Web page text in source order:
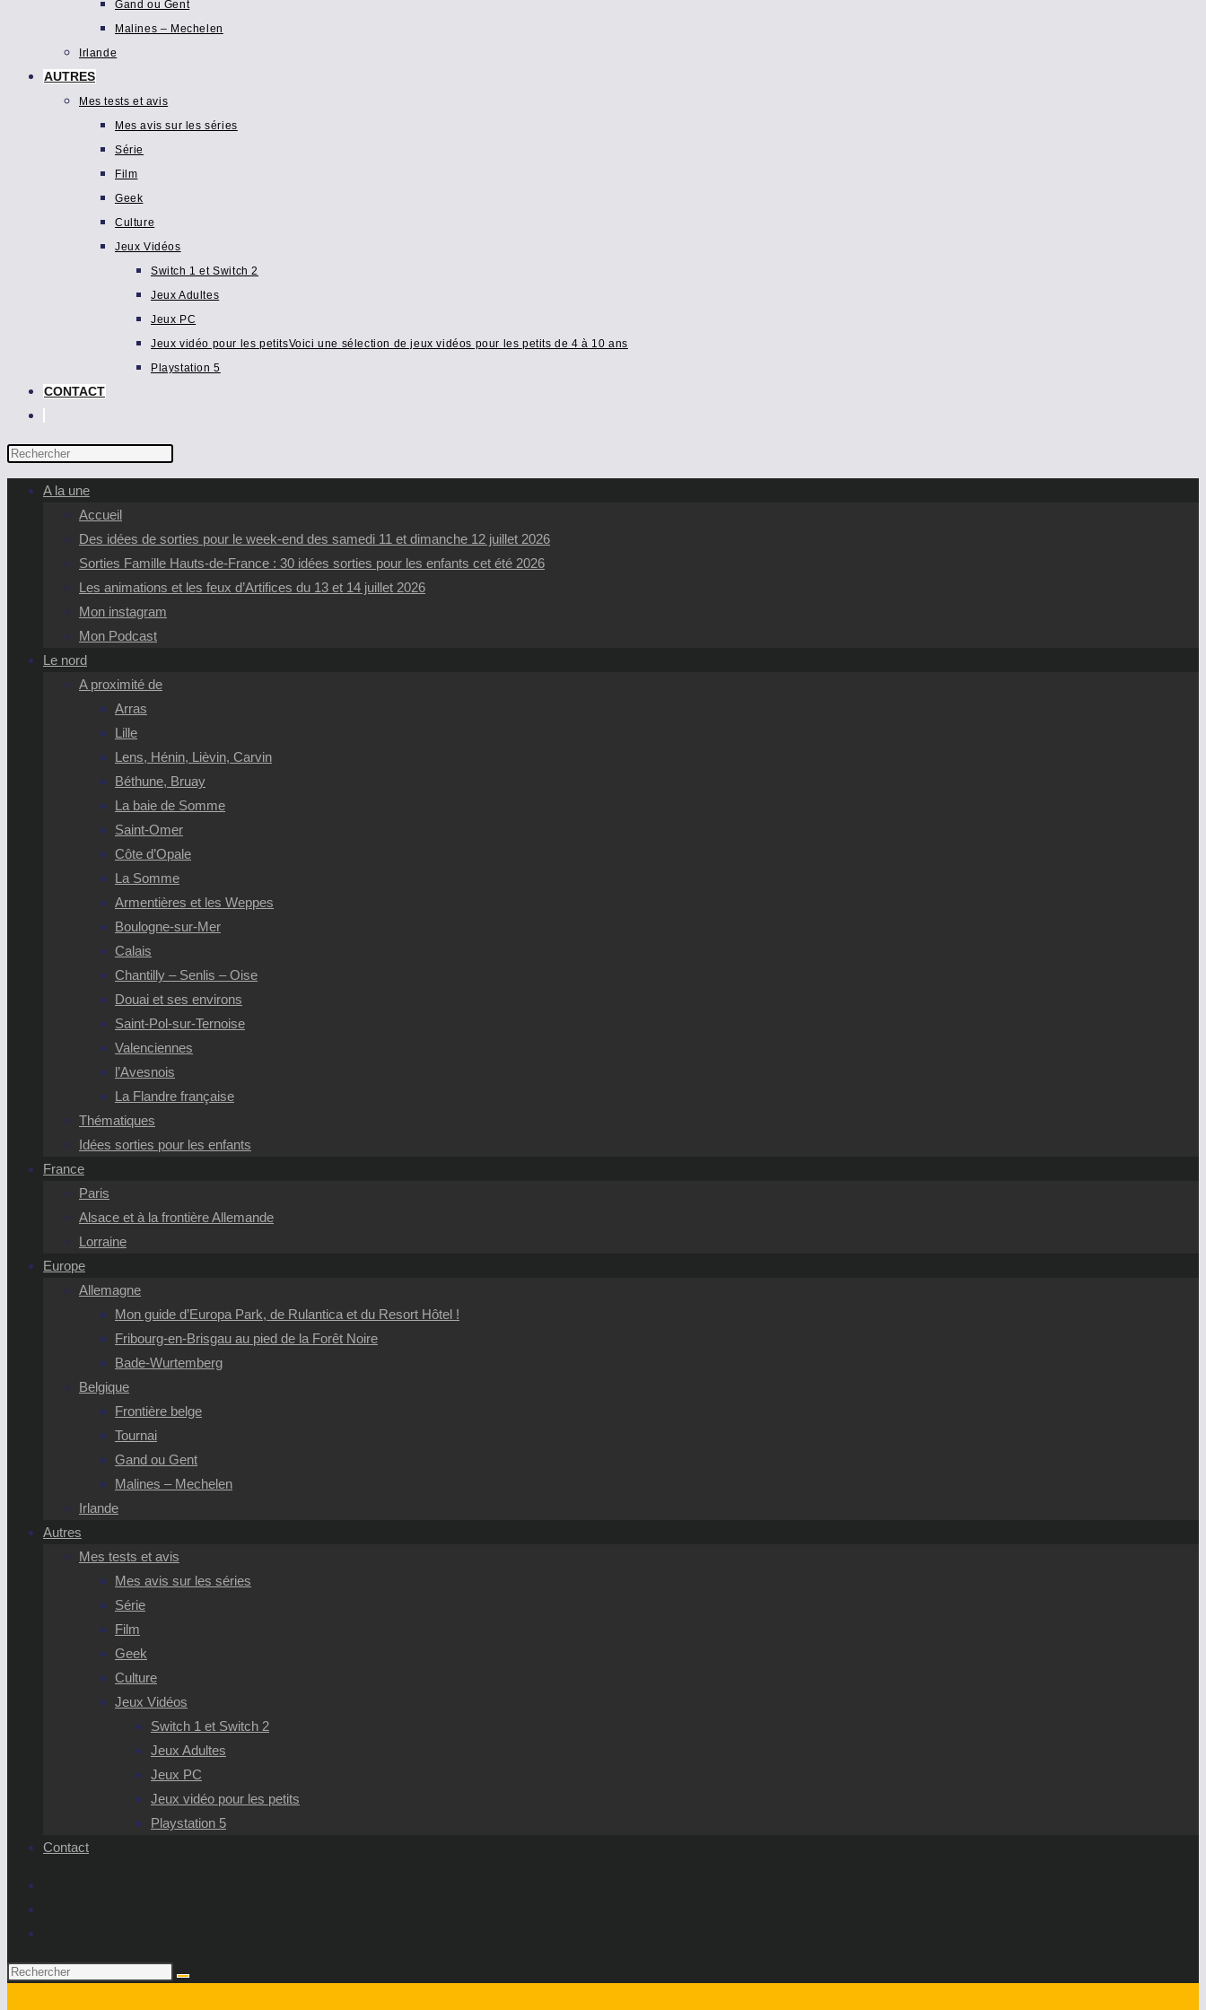
Gand ou Gent
Malines – Mechelen
Irlande
AUTRES
Mes tests et avis
Mes avis sur les séries
Série
Film
Geek
Culture
Jeux Vidéos
Switch 1 et Switch 2
Jeux Adultes
Jeux PC
Jeux vidéo pour les petitsVoici une sélection de jeux vidéos pour les petits de 4 à 10 ans
Playstation 5
CONTACT
TOGGLE
SEARCH
Escape
the
search
panel.
A la une
Accueil
Des idées de sorties pour le week-end des samedi 11 et dimanche 12 juillet 2026
Sorties Famille Hauts-de-France : 30 idées sorties pour les enfants cet été 2026
Les animations et les feux d’Artifices du 13 et 14 juillet 2026
Mon instagram
Mon Podcast
Le nord
A proximité de
Arras
Lille
Lens, Hénin, Lièvin, Carvin
Béthune, Bruay
La baie de Somme
Saint-Omer
Côte d’Opale
La Somme
Armentières et les Weppes
Boulogne-sur-Mer
Calais
Chantilly – Senlis – Oise
Douai et ses environs
Saint-Pol-sur-Ternoise
Valenciennes
l’Avesnois
La Flandre française
Thématiques
Idées sorties pour les enfants
France
Paris
Alsace et à la frontière Allemande
Lorraine
Europe
Allemagne
Mon guide d’Europa Park, de Rulantica et du Resort Hôtel !
Fribourg-en-Brisgau au pied de la Forêt Noire
Bade-Wurtemberg
Belgique
Frontière belge
Tournai
Gand ou Gent
Malines – Mechelen
Irlande
Autres
Mes tests et avis
Mes avis sur les séries
Série
Film
Geek
Culture
Jeux Vidéos
Switch 1 et Switch 2
Jeux Adultes
Jeux PC
Jeux vidéo pour les petits
Playstation 5
Contact
Rechercher